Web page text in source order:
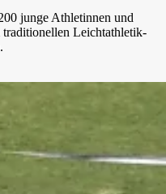
junge Athletinnen und
traditionellen Leichtathletik-